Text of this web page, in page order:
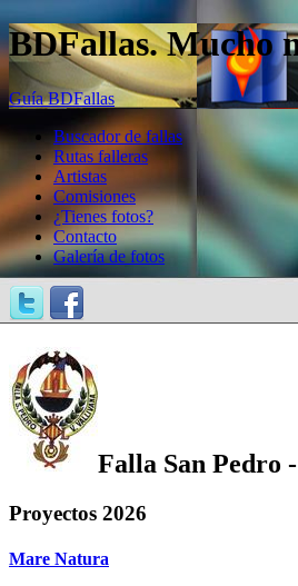
BDFallas. Mucho
Guía BDFallas
Buscador de fallas
Rutas falleras
Artistas
Comisiones
¿Tienes fotos?
Contacto
Galería de fotos
Falla San Pedro
Proyectos 2026
Mare Natura